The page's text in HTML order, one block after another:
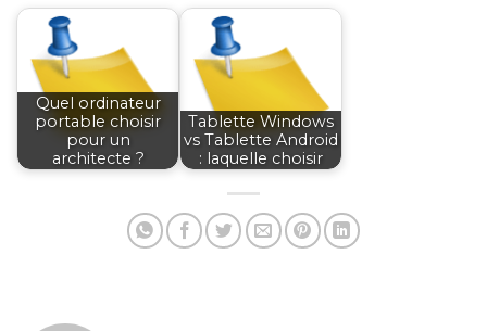
Quel ordinateur
portable choisir
pour un
architecte ?
Tablette Windows
vs Tablette Android
: laquelle choisir